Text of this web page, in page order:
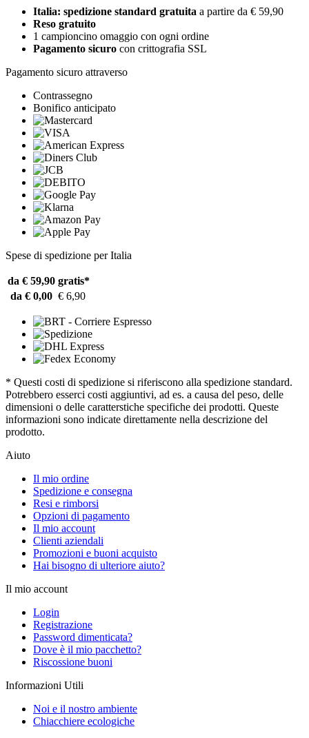
Italia: spedizione standard gratuita a partire da € 59,90
Reso gratuito
1 campioncino omaggio con ogni ordine
Pagamento sicuro con crittografia SSL
Pagamento sicuro attraverso
Contrassegno
Bonifico anticipato
Spese di spedizione per Italia
da € 59,90 gratis*
da € 0,00 € 6,90
* Questi costi di spedizione si riferiscono alla spedizione standard.
Potrebbero esserci costi aggiuntivi, ad es. a causa del peso, delle
dimensioni o delle caratterstiche specifiche dei prodotti. Queste
informazioni sono indicate direttamente nella descrizione del
prodotto.
Aiuto
Il mio ordine
Spedizione e consegna
Resi e rimborsi
Opzioni di pagamento
Il mio account
Clienti aziendali
Promozioni e buoni acquisto
Hai bisogno di ulteriore aiuto?
Il mio account
Login
Registrazione
Password dimenticata?
Dove è il mio pacchetto?
Riscossione buoni
Informazioni Utili
Noi e il nostro ambiente
Chiacchiere ecologiche